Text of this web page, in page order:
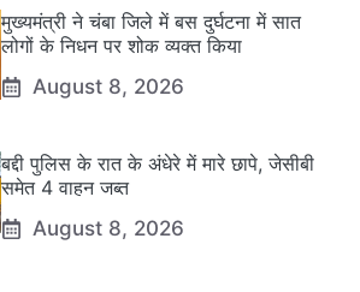
मुख्यमंत्री ने चंबा जिले में बस दुर्घटना में सात
लोगों के निधन पर शोक व्यक्त किया
August 8, 2026
बद्दी पुलिस के रात के अंधेरे में मारे छापे, जेसीबी
समेत 4 वाहन जब्त
August 8, 2026